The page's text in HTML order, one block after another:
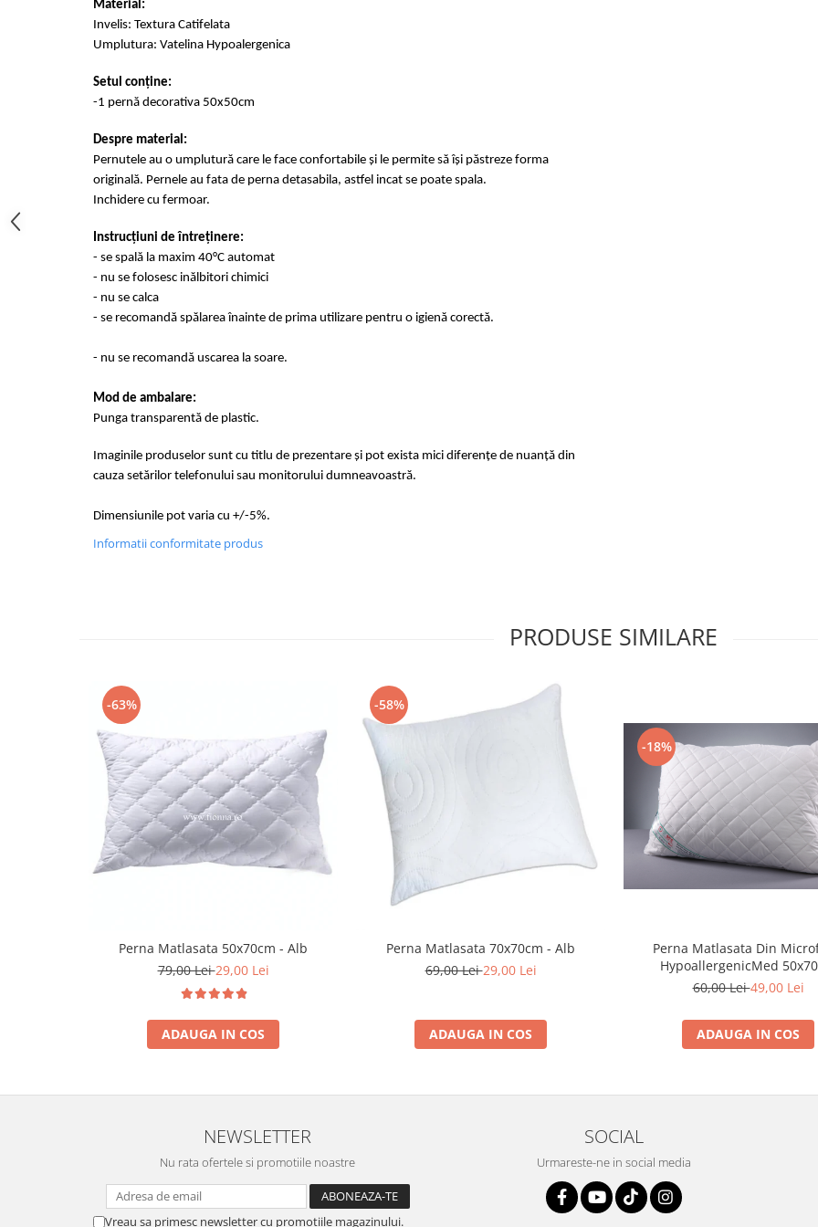
Cearceaf cu elastic 4 piese
Cearceaf normal 6 piese
Cearceaf cu elastic
Cearceaf normal
Lenjerii Pufoase Fluffy/ Rabbit
Bumbac Neted Nesatinat
Bumbac 100% Poplin Hobby
Bumbac 100%
Lenjerii Satin Premium
Lenjerii Jacquard
Lenjerii Matase
Lenjerii pentru PASTE
Set Lenjerie + Draperii Pat Dublu
Huse De Pat Tricotate 160x200cm
Huse De Pat Tricotate 180x200cm
Huse Impermeabile 160x200cm
Material:
Invelis: Textura Catifelata
Umplutura: Vatelina Hypoalergenica
Setul conține:
-1 pernă decorativa 50x50cm
Despre material:
Pernutele au o umplutură care le face confortabile și le permite să își păstreze forma
originală. Pernele au fata de perna detasabila, astfel incat se poate spala.
Inchidere cu fermoar.
Instrucțiuni de întreținere:
- se spală la maxim 40°C automat
- nu se folosesc inălbitori chimici
- nu se calca
- se recomandă spălarea înainte de prima utilizare pentru o igienă corectă.
- nu se recomandă uscarea la soare.
Mod de ambalare:
Punga transparentă de plastic.
Imaginile produselor sunt cu titlu de prezentare și pot exista mici diferențe de nuanță din
cauza setărilor telefonului sau monitorului dumneavoastră.
Dimensiunile pot varia cu +/-5%.
Informatii conformitate produs
PRODUSE SIMILARE
-63%
Perna Matlasata 50x70cm - Alb
79,00 Lei29,00 Lei
ADAUGA IN COS
-58%
Perna Matlasata 70x70cm - Alb
69,00 Lei29,00 Lei
ADAUGA IN COS
-18%
Perna Matlasata Din
HypoallergenicMed
60,00 Lei49,00 Lei
ADAUGA IN COS
NEWSLETTER
Nu rata ofertele si promotiile noastre
Vreau sa primesc newsletter cu promotiile magazinului.
SOCIAL
Urmareste-ne in social media